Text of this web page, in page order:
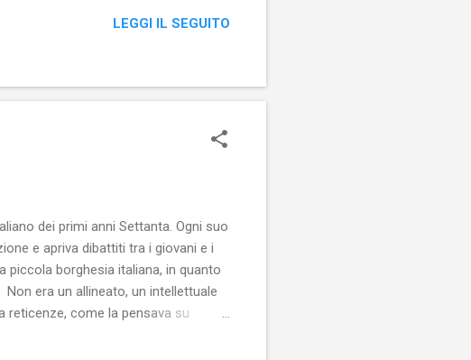
sui social network le loro
LEGGI IL SEGUITO
dei primi anni Settanta. Ogni suo
e apriva dibattiti tra i giovani e i
borghesia italiana, in quanto
era un allineato, un intellettuale
reticenze, come la pensava su